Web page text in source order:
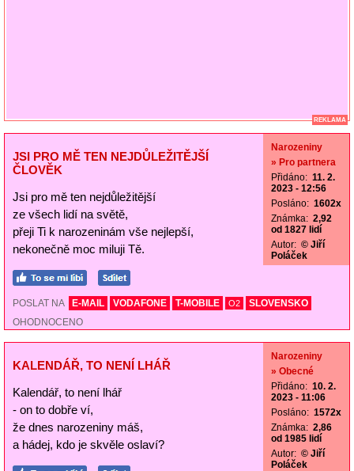
REKLAMA
JSI PRO MĚ TEN NEJDŮLEŽITĚJŠÍ
ČLOVĚK
Jsi pro mě ten nejdůležitější
ze všech lidí na světě,
přeji Ti k narozeninám vše nejlepší,
nekonečně moc miluji Tě.
Narozeniny
» Pro partnera
Přidáno: 11. 2.
2023 - 12:56
Posláno: 1602x
Známka: 2,92
od 1827 lidí
Autor: © Jiří
Poláček
POSLAT NA E-MAIL VODAFONE T-MOBILE O2
SLOVENSKO
OHODNOCENO
KALENDÁŘ, TO NENÍ LHÁŘ
Kalendář, to není lhář
- on to dobře ví,
že dnes narozeniny máš,
a hádej, kdo je skvěle oslaví?
Narozeniny
» Obecné
Přidáno: 10. 2.
2023 - 11:06
Posláno: 1572x
Známka: 2,86
od 1985 lidí
Autor: © Jiří
Poláček